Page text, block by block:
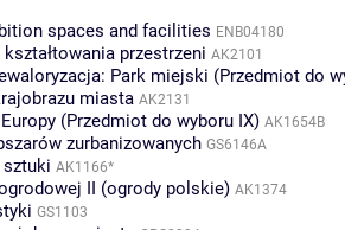
spaces and facilities ENB04180
przestrzeni AK2101
Park miejski (Przedmiot do
miasta AK2131
(Przedmiot do wyboru IX) AK1654B
zurbanizowanych GS6146A
sztuki AK1166*
II (ogrody polskie) AK1374
GS1103